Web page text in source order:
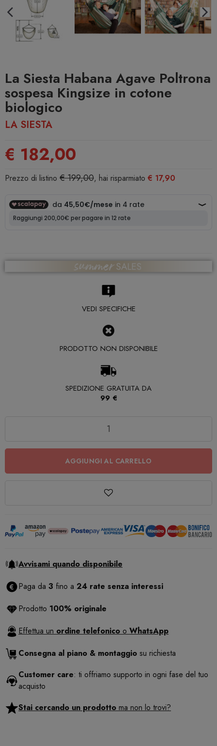
La Siesta Habana Agave Poltrona
sospesa Kingsize in cotone
biologico
LA SIESTA
€ 182,00
Prezzo di listino € 199,00, hai risparmiato € 17,90
VEDI SPECIFICHE
PRODOTTO NON DISPONIBILE
SPEDIZIONE GRATUITA DA
99 €
AGGIUNGI AL CARRELLO
Avvisami quando disponibile
Paga da 3 fino a 24 rate senza interessi
Prodotto 100% originale
Effettua un ordine telefonico o WhatsApp
Consegna al piano & montaggio su richiesta
Customer care: ti offriamo supporto in ogni fase del tuo
acquisto
Stai cercando un prodotto ma non lo trovi?